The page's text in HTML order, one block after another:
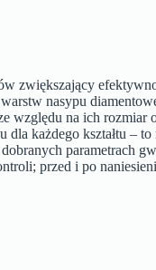
zwiększający
nasypu
względu na ich
każdego kształtu –
parametrach
przed i po